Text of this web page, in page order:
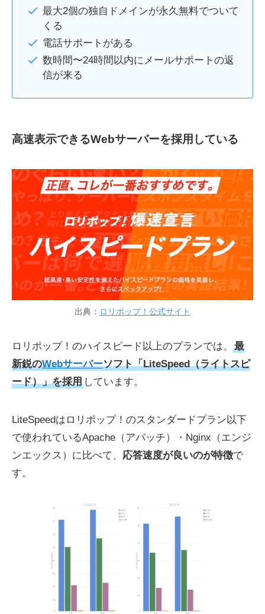
最大2個の独自ドメインが永久無料でついて
くる
電話サポートがある
数時間〜24時間以内にメールサポートの返
信が来る
高速表示できるWebサーバーを採用している
出典： ロリポップ！公式サイト
ロリポップ！のハイスピード以上のプランでは、
最
新鋭のWebサーバーソフト「LiteSpeed（ライトスピ
ード）」を採用 しています。
LiteSpeedはロリポップ！のスタンダードプラン以下
で使われているApache（アパッチ）・Nginx（エンジ
ンエックス）に比べて、 応答速度が良いのが特徴で
す。